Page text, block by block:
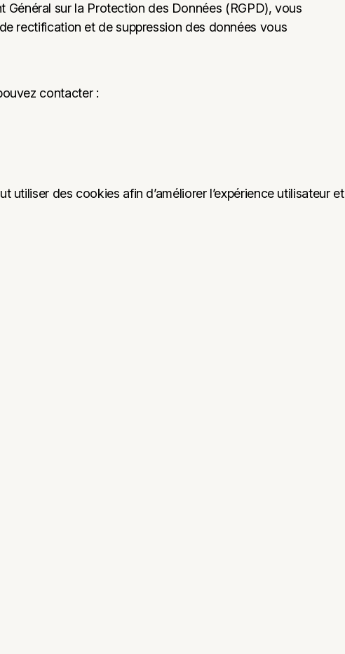
Général sur la Protection des Données (RGPD), vous
rectification et de suppression des données vous
contacter :
utiliser des cookies afin d’améliorer l’expérience utilisateur et